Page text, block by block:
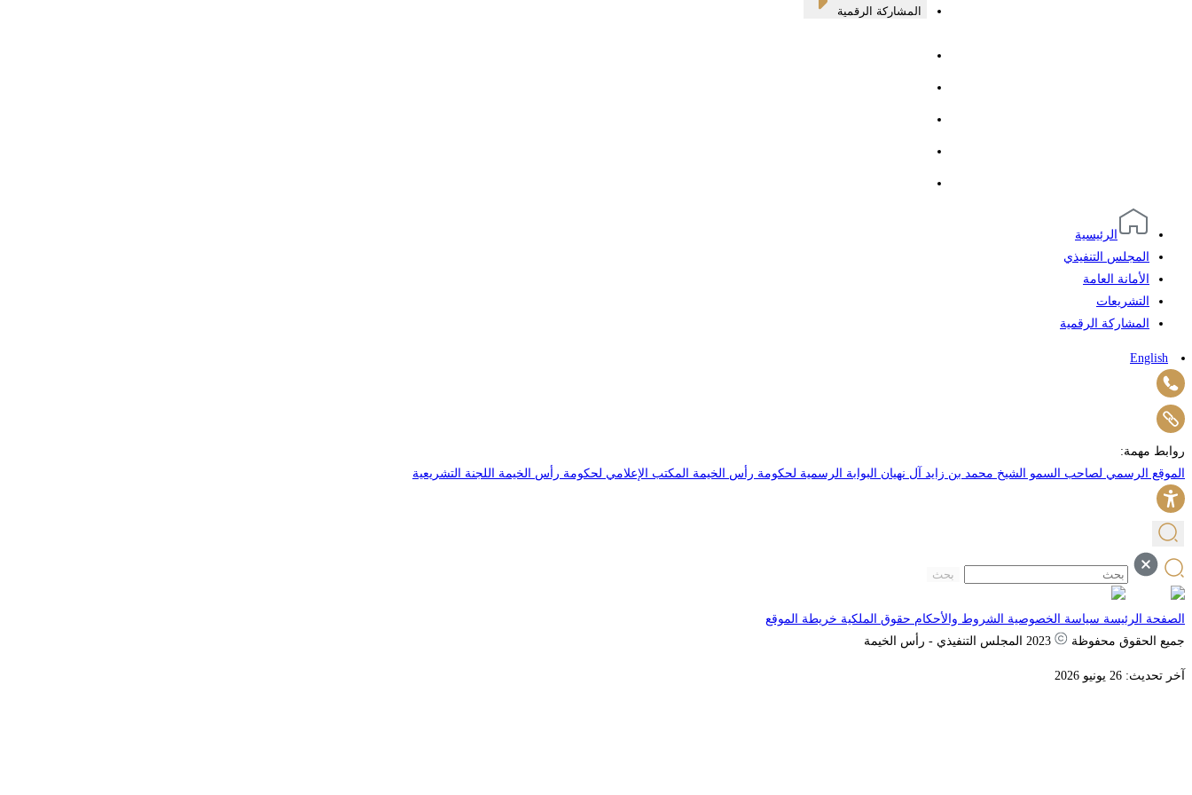
المشاركة الرقمية
الرئيسية
المجلس التنفيذي
الأمانة العامة
التشريعات
المشاركة الرقمية
English
روابط مهمة:
الموقع الرسمي لصاحب السمو الشيخ محمد بن زايد آل نهيان
البوابة الرسمية لحكومة رأس الخيمة المكتب الإعلامي لحكومة رأس الخيمة اللجنة التشريعية
بحث
الصفحة الرئيسة سياسة الخصوصية الشروط والأحكام حقوق الملكية خريطة الموقع
جميع الحقوق محفوظة
آخر تحديث: 26 يونيو 2026